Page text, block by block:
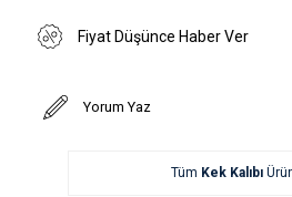
Fiyat Düşünce Haber Ver
Yorum Yaz
Tüm Kek Kalıbı